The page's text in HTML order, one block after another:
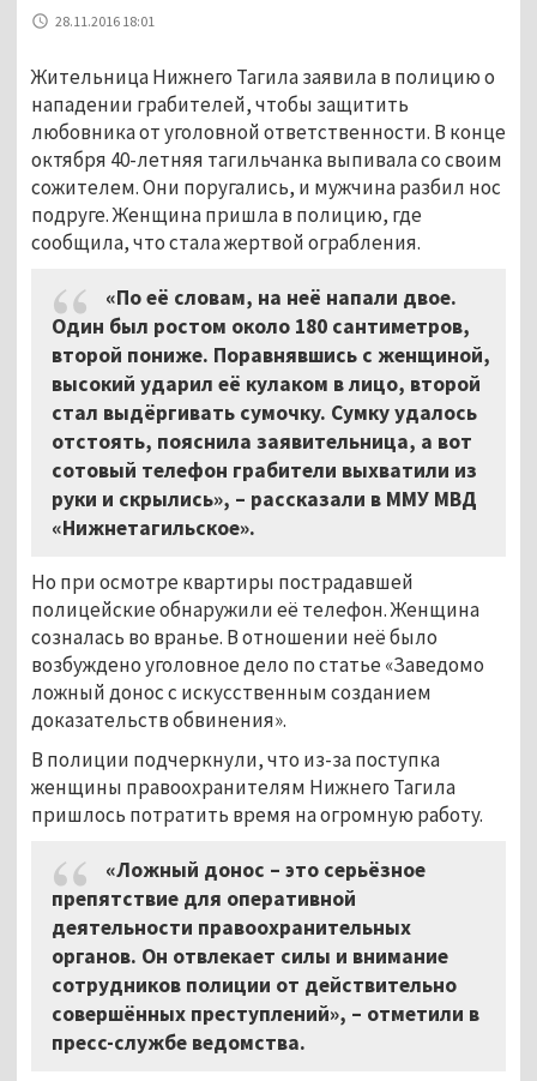
28.11.2016 18:01
Жительница Нижнего Тагила заявила в полицию о
нападении грабителей, чтобы защитить
любовника от уголовной ответственности. В конце
октября 40-летняя тагильчанка выпивала со своим
сожителем. Они поругались, и мужчина разбил нос
подруге. Женщина пришла в полицию, где
сообщила, что стала жертвой ограбления.
«По её словам, на неё напали двое.
Один был ростом около 180 сантиметров,
второй пониже. Поравнявшись с женщиной,
высокий ударил её кулаком в лицо, второй
стал выдёргивать сумочку. Сумку удалось
отстоять, пояснила заявительница, а вот
сотовый телефон грабители выхватили из
руки и скрылись», – рассказали в ММУ МВД
«Нижнетагильское».
Но при осмотре квартиры пострадавшей
полицейские обнаружили её телефон. Женщина
созналась во вранье. В отношении неё было
возбуждено уголовное дело по статье «Заведомо
ложный донос с искусственным созданием
доказательств обвинения».
В полиции подчеркнули, что из-за поступка
женщины правоохранителям Нижнего Тагила
пришлось потратить время на огромную работу.
«Ложный донос – это серьёзное
препятствие для оперативной
деятельности правоохранительных
органов. Он отвлекает силы и внимание
сотрудников полиции от действительно
совершённых преступлений», – отметили в
пресс-службе ведомства.